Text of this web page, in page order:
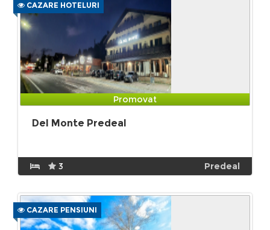
CAZARE HOTELURI
Promovat
Del Monte Predeal
3 Predeal
CAZARE PENSIUNI